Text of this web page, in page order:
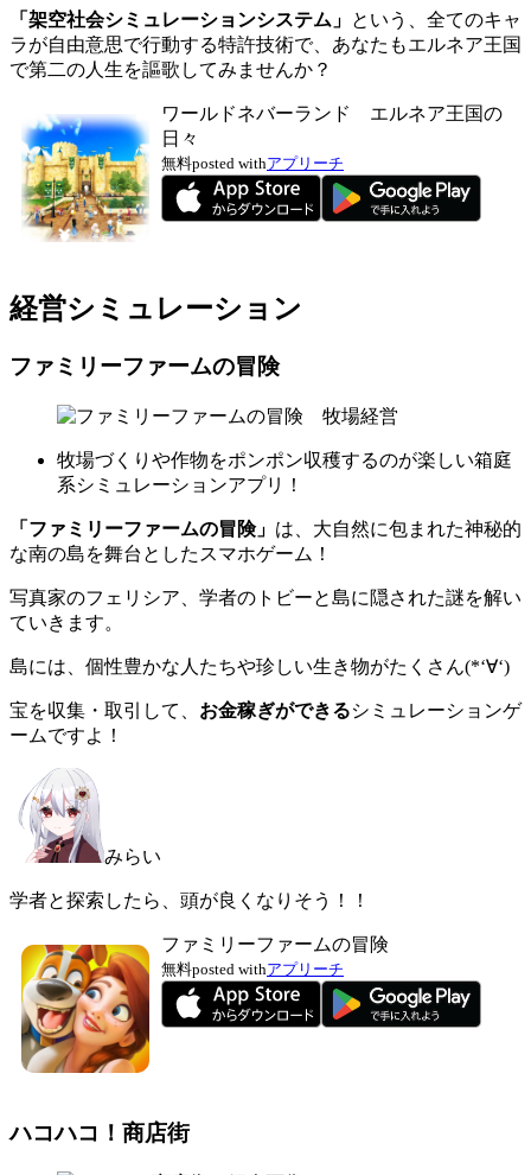
「架空社会シミュレーションシステム」 という、全てのキャ
ラが自由意思で行動する特許技術で、あなたもエルネア王国
で第二の人生を謳歌してみませんか？
ワールドネバーランド エルネア王国の
日々
無料posted withアプリーチ
経営シミュレーション
ファミリーファームの冒険
牧場づくりや作物をポンポン収穫するのが楽しい箱庭
系シミュレーションアプリ！
「ファミリーファームの冒険」 は、大自然に包まれた神秘的
な南の島を舞台としたスマホゲーム！
写真家のフェリシア、学者のトビーと島に隠された謎を解い
ていきます。
島には、個性豊かな人たちや珍しい生き物がたくさん(*‘∀‘)
宝を収集・取引して、 お金稼ぎができるシミュレーションゲ
ームですよ！
みらい
学者と探索したら、頭が良くなりそう！！
ファミリーファームの冒険
無料posted withアプリーチ
ハコハコ！商店街